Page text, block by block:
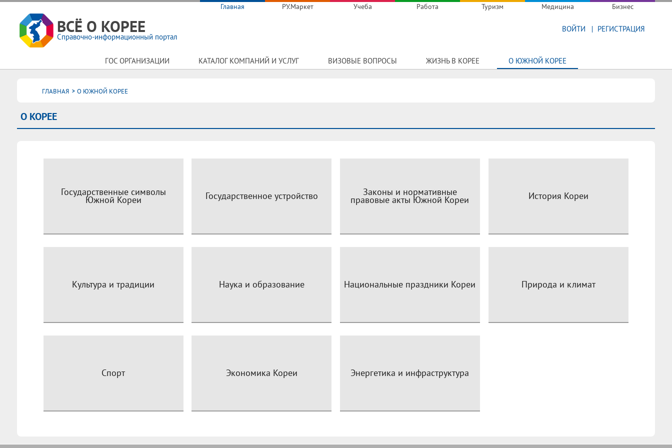
Главная РУ.Маркет Учеба Работа Туризм Медицина Бизнес
ВСЁ О КОРЕЕ
Справочно-информационный портал
ВОЙТИ РЕГИСТРАЦИЯ
ГОС ОРГАНИЗАЦИИ КАТАЛОГ КОМПАНИЙ И УСЛУГ ВИЗОВЫЕ ВОПРОСЫ ЖИЗНЬ В КОРЕЕ О ЮЖНОЙ КОРЕЕ
ГЛАВНАЯ О ЮЖНОЙ КОРЕЕ
О КОРЕЕ
Государственные символы
Южной Кореи Государственное устройство Законы и нормативные
правовые акты Южной Кореи История Кореи
Культура и традиции Наука и образование Национальные праздники Кореи Природа и климат
Спорт Экономика Кореи Энергетика и инфраструктура